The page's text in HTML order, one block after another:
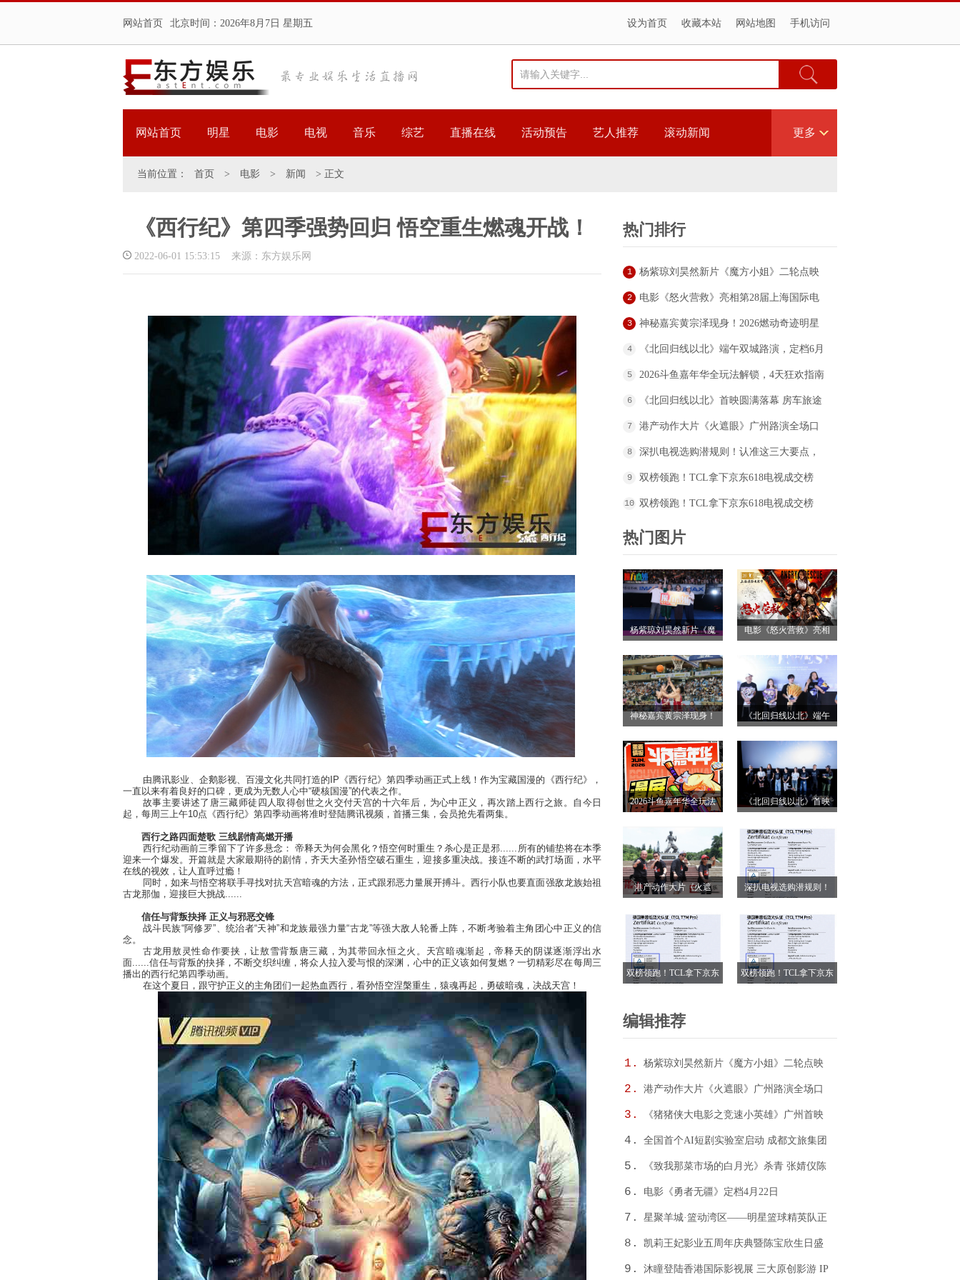
网站首页 北京时间： 2026年8月7日 星期五 设为首页 收藏本站 网站地图 手机访问
网站首页 明星 电影 电视 音乐 综艺 直播在线 活动预告 艺人推荐 滚动新闻 更多
当前位置： 首页 > 电影 > 新闻 > 正文
《西行纪》第四季强势回归 悟空重生燃魂开战！
2022-06-01 15:53:15 来源：东方娱乐网
由腾讯影业、企鹅影视、百漫文化共同打造的 IP 《西行纪》第四季动画正式上线！作为宝藏国漫的《西行纪》，
一直以来有着良好的口碑，更成为无数人心中“硬核国漫”的代表之作。
故事主要讲述了唐三藏师徒四人取得创世之火交付天宫的十六年后 ， 为心中正义，再次踏上西行之旅。自今日
起，每周三上午10点《西行纪》第四季动画将准时登陆腾讯视频，首播三集，会员抢先看两集。
西行之路四面楚歌 三线剧情高燃开播
西行纪动画前三季留下了许多悬念： 帝释天为何会黑化？悟空何时重生？杀心是正是邪...... 所有的铺垫将在本季
迎来一个爆发。开篇就是 大家最期待的剧情，齐天大圣孙悟空破石重生，迎接多重决战。接连不断的武打场面，水平
在线的视效，让人直呼过瘾！
同时，如来与悟空将联手寻找对抗天宫暗魂的方法，正式跟邪恶力量展开搏斗。 西行小队也要直面强敌龙族始祖
古龙那伽，迎接巨大挑战......
信任与背叛抉择 正义与邪恶交锋
战斗民族“阿修罗”、统治者“天神”和龙族最强力量“古龙”等强大敌人轮番上阵，不断考验着主角团心中正义的信
念。
古龙用敖灵性命作要挟，让敖雪背叛唐三藏，为其带回永恒之火。天宫暗魂渐起，帝释天的阴谋逐渐浮出水
面......信任与背叛的抉择，不断交织纠缠，将众人拉入爱与恨的深渊，心中的正义该如何复燃？一切精彩尽在每周三
播出的西行纪第四季动画。
在这个夏日，跟守护正义的主角团们一起热血西行，看孙悟空涅槃重生，猿魂再起，勇破暗魂，决战天宫！
热门排行
1
杨紫琼刘昊然新片《魔方小姐》二轮点映
高燃开启 打破年龄偏见重塑无限可能
2
电影《怒火营救》亮相第28届上海国际电
影节！导演王清亭、功夫女星母其弥雅红
3
神秘嘉宾黄宗泽现身！2026燃动奇迹明星
篮球赛点燃“全民迎省运”热潮
4
《北回归线以北》端午双城路演，定档6月
26日奔赴山海
5
2026斗鱼嘉年华全玩法解锁，4天狂欢指南
请收好
6
《北回归线以北》首映圆满落幕 房车旅途
解锁人生百态
7
港产动作大片《火遮眼》广州路演全场口
碑爆棚
8
深扒电视选购潜规则！认准这三大要点，
再也不被坑
9
双榜领跑！TCL拿下京东618电视成交榜
TOP1，T7M Pro登顶抖音单品榜
10 双榜领跑！TCL拿下京东618电视成交榜
热门图片
杨紫琼刘昊然新片《魔
开启 打破年龄偏见重塑
无限可能
电影《怒火营救》亮相
节！导演王清亭、功夫
女星母其弥雅红毯同台
释硬核动作大片
神秘嘉宾黄宗泽现身！
赛点燃“全民迎省运”热潮
《北回归线以北》端午
2026斗鱼嘉年华全玩法
好
《北回归线以北》首映
人生百态
港产动作大片《火遮
爆棚
深扒电视选购潜规则！
不被坑
双榜领跑！TCL拿下京东
T7M Pro登顶抖音单品榜
双榜领跑！TCL拿下京东
编辑推荐
1.
杨紫琼刘昊然新片《魔方小姐》二轮点映
高燃开启 打破年龄偏见重塑无限可能
2.
港产动作大片《火遮眼》广州路演全场口
碑爆棚
3.
《猪猪侠大电影之竞速小英雄》广州首映
获赞“又燃又暖” 引爆五一期待
4.
全国首个AI短剧实验室启动 成都文旅集团
全面抢滩数字文创新高地
5.
《致我那菜市场的白月光》杀青 张婧仪陈
靖可心向野互成光
6. 电影《勇者无疆》定档4月22日
7.
星聚羊城·篮动湾区——明星篮球精英队正
式成立
8.
凯莉王妃影业五周年庆典暨陈宝欣生日盛
典圆满落幕
9. 沐瞳登陆香港国际影视展 三大原创影游 IP